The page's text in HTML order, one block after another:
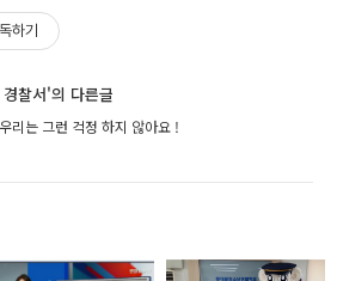
하기
찰서'의 다른글
리는 그런 걱정 하지 않아요 !